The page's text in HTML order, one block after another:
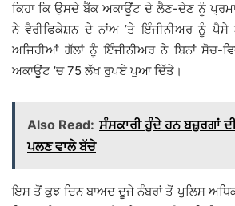
ਕਿਹਾ ਕਿ ਉਸਦੇ ਬੈਂਕ ਅਕਾਊਂਟ ਦੇ ਲੈਣ-ਦੇਣ ਨੂੰ
ਨੇ ਵੈਰੀਫਿਕੇਸ਼ਨ ਦੇ ਨਾਂਅ ’ਤੇ ਇੰਜੀਨੀਅਰ ਨੂੰ ਪੈਸੇ
ਅਜਿਹੀਆਂ ਗੱਲਾਂ ਨੂੰ ਇੰਜੀਨੀਅਰ ਨੇ ਬਿਨਾਂ ਸੋਚ-
ਅਕਾਊਂਟ ’ਚ 75 ਲੱਖ ਰੁਪਏ ਪੁਆ ਦਿੱਤੇ।
Also Read: ਸੰਸਕਾਰੀ ਹੁੰਦੇ ਹਨ ਬਜ਼ੁਰਗਾਂ
ਪਲਣ ਵਾਲੇ ਬੱਚੇ
ਇਸ ਤੋਂ ਕੁਝ ਦਿਨ ਬਾਅਦ ਦੂਜੇ ਨੰਬਰਾਂ ਤੋਂ ਪੁਲਿਸ